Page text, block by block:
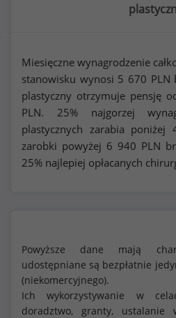
Miesięczne wynagrodzenie
stanowisku wynosi 5 670 PLN
plastyczny otrzymuje pensję
PLN. 25% najgorzej
plastycznych zarabia poniżej
zarobki powyżej 6 940 PLN
25% najlepiej opłacanych
Powyższe dane mają
udostępniane są bezpłatnie
(niekomercyjnego).
Ich wykorzystywanie w
doradztwo, granty, ustalanie